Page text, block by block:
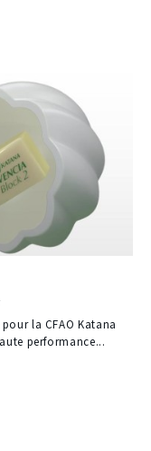
la CFAO Katana
performance...